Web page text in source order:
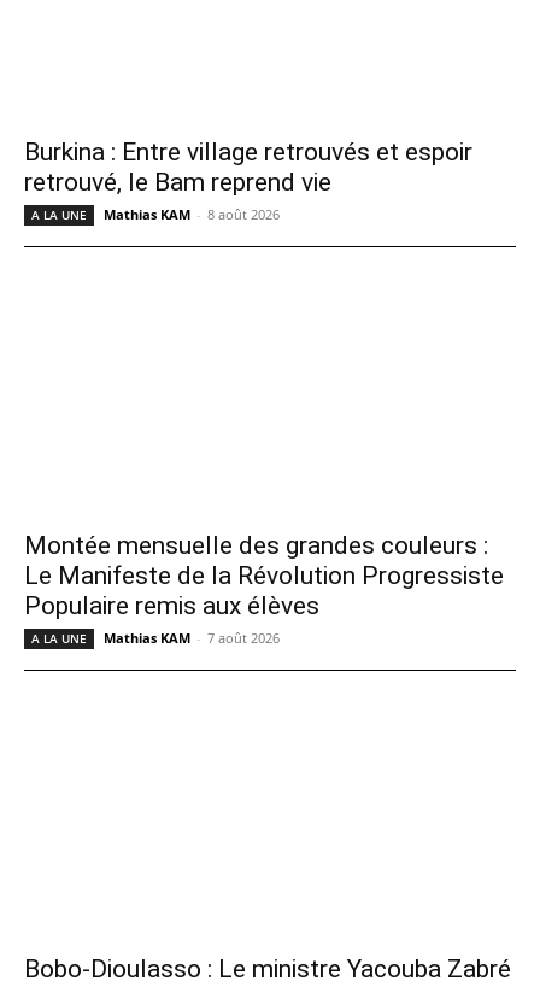
Burkina : Entre village retrouvés et espoir
retrouvé, le Bam reprend vie
A LA UNE Mathias KAM - 8 août 2026
Montée mensuelle des grandes couleurs :
Le Manifeste de la Révolution Progressiste
Populaire remis aux élèves
A LA UNE Mathias KAM - 7 août 2026
Bobo-Dioulasso : Le ministre Yacouba Zabré